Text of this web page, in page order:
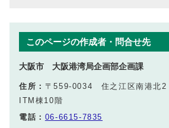
このページの作成者・問合せ先
大阪市 大阪港湾局企画部企画課
住所： 〒559-0034 住之江区南港北
ITM棟10階
電話： 06-6615-7835